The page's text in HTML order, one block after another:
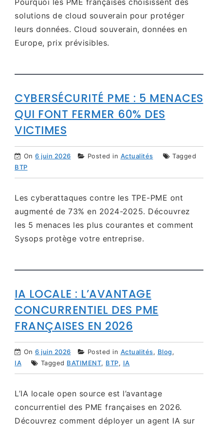
Pourquoi les PME françaises choisissent des
solutions de cloud souverain pour protéger
leurs données. Cloud souverain, données en
Europe, prix prévisibles.
CYBERSÉCURITÉ PME : 5 MENACES
QUI FONT FERMER 60% DES
VICTIMES
On 6 juin 2026 Posted in Actualités
Tagged
BTP
Les cyberattaques contre les TPE-PME ont
augmenté de 73% en 2024-2025. Découvrez
les 5 menaces les plus courantes et comment
Sysops protège votre entreprise.
IA LOCALE : L’AVANTAGE
CONCURRENTIEL DES PME
FRANÇAISES EN 2026
On 6 juin 2026 Posted in Actualités, Blog,
IA
Tagged BATIMENT, BTP, IA
L’IA locale open source est l’avantage
concurrentiel des PME françaises en 2026.
Découvrez comment déployer un agent IA sur